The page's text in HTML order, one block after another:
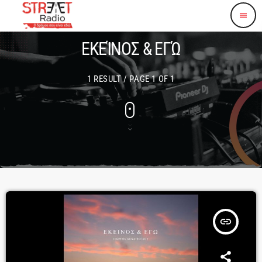
menu
ΕΚΕΊΝΟΣ & ΕΓΏ
1 RESULT / PAGE 1 OF 1
insert_link